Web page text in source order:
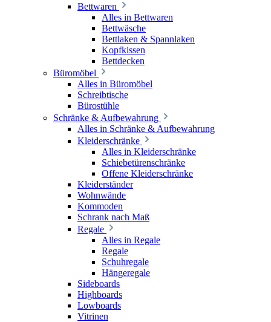
Bettwaren
Alles in Bettwaren
Bettwäsche
Bettlaken & Spannlaken
Kopfkissen
Bettdecken
Büromöbel
Alles in Büromöbel
Schreibtische
Bürostühle
Schränke & Aufbewahrung
Alles in Schränke & Aufbewahrung
Kleiderschränke
Alles in Kleiderschränke
Schiebetürenschränke
Offene Kleiderschränke
Kleiderständer
Wohnwände
Kommoden
Schrank nach Maß
Regale
Alles in Regale
Regale
Schuhregale
Hängeregale
Sideboards
Highboards
Lowboards
Vitrinen